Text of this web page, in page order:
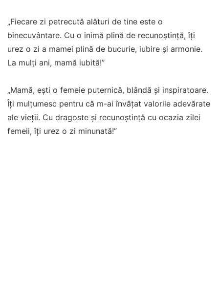
„Fiecare zi petrecută alături de tine este o
binecuvântare. Cu o inimă plină de recunoștință, îți
urez o zi a mamei plină de bucurie, iubire și armonie.
La mulți ani, mamă iubită!”
„Mamă, ești o femeie puternică, blândă și inspiratoare.
Îți mulțumesc pentru că m-ai învățat valorile adevărate
ale vieții. Cu dragoste și recunoștință cu ocazia zilei
femeii, îți urez o zi minunată!”